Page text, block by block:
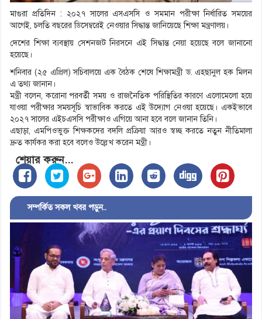
মাগুরা প্রতিদিন : ২০২৭ সালের এসএসসি ও সমমান পরীক্ষা নির্ধারিত সময়ের
আগেই, চলতি বছরের ডিসেম্বরেই নেওয়ার সিদ্ধান্ত জানিয়েছে শিক্ষা মন্ত্রণালয়।
দেশের শিক্ষা ব্যবস্থায় সেশনজট নিরসনে এই সিদ্ধান্ত নেয়া হয়েছে বলে জানানো
হয়েছে।
শনিবার (২৫ এপ্রিল) সচিবালয়ে এক বৈঠক শেষে শিক্ষামন্ত্রী ড. এহছানুল হক মিলন
এ তথ্য জানান।
মন্ত্রী বলেন, করোনা পরবর্তী সময় ও রাজনৈতিক পরিস্থিতির কারণে এলোমেলো হয়ে
যাওয়া পরীক্ষার সময়সূচি স্বাভাবিক করতে এই উদ্যোগ নেওয়া হয়েছে। একইভাবে
২০২৭ সালের এইচএসসি পরীক্ষাও এগিয়ে আনা হবে বলে জানান তিনি।
এছাড়া, এমপিওভুক্ত শিক্ষকদের বদলি প্রক্রিয়া আরও স্বচ্ছ করতে নতুন নীতিমালা
দ্রুত কার্যকর করা হবে বলেও উল্লেখ করেন মন্ত্রী।
শেয়ার করুন...
সম্পর্কিত সকল খবর পড়ুন..